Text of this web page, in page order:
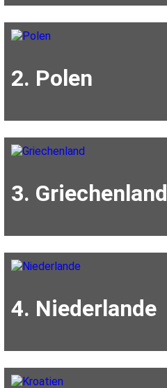
2. Polen
3. Griechenland
4. Niederlande